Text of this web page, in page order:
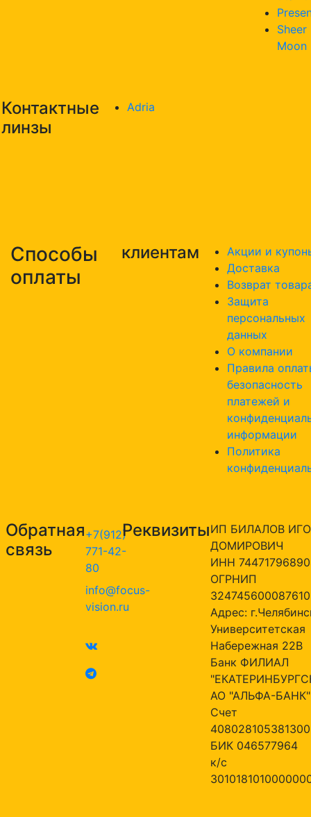
Sheer
Moon
Контактные
линзы
Adria
Способы
оплаты
клиентам
Акции и
Доставка
Возврат
Защита
персональных
данных
О компании
Правила
безопасность
платежей и
информации
Политика
Обратная
связь
+7(912)
771-42-
80
info@focus-
vision.ru
РеквизитыИП БИЛАЛОВ
ДОМИРОВИЧ
ИНН
ОГРНИП
324745600087610
Адрес:
Университетская
Набережная 22В
Банк ФИЛИАЛ
АО "АЛЬФА-БАНК"
Счет
БИК 046577964
к/с